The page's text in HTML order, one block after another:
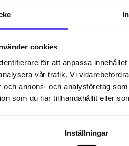
cookies
för att anpassa
vår trafik. Vi
och annons- och analysföretag
som du har tillhandahållit eller
Inställningar
för att
– konton och
med hjälp av